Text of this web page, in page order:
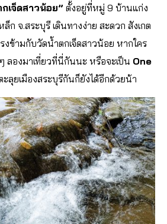
เจ็ดสาวน้อย” ตั้งอยู่ที่หมู่ 9 บ้านแก่ง
ก จ.สระบุรี เดินทางง่าย สะดวก สังเกต
งข้ามกับวัดน้ำตกเจ็ดสาวน้อย หากใคร
ลองมาเที่ยวที่นี่กันนะ หรือจะเป็น One
ะลุยเมืองสระบุรีกันก็ยังได้อีกด้วยน้า